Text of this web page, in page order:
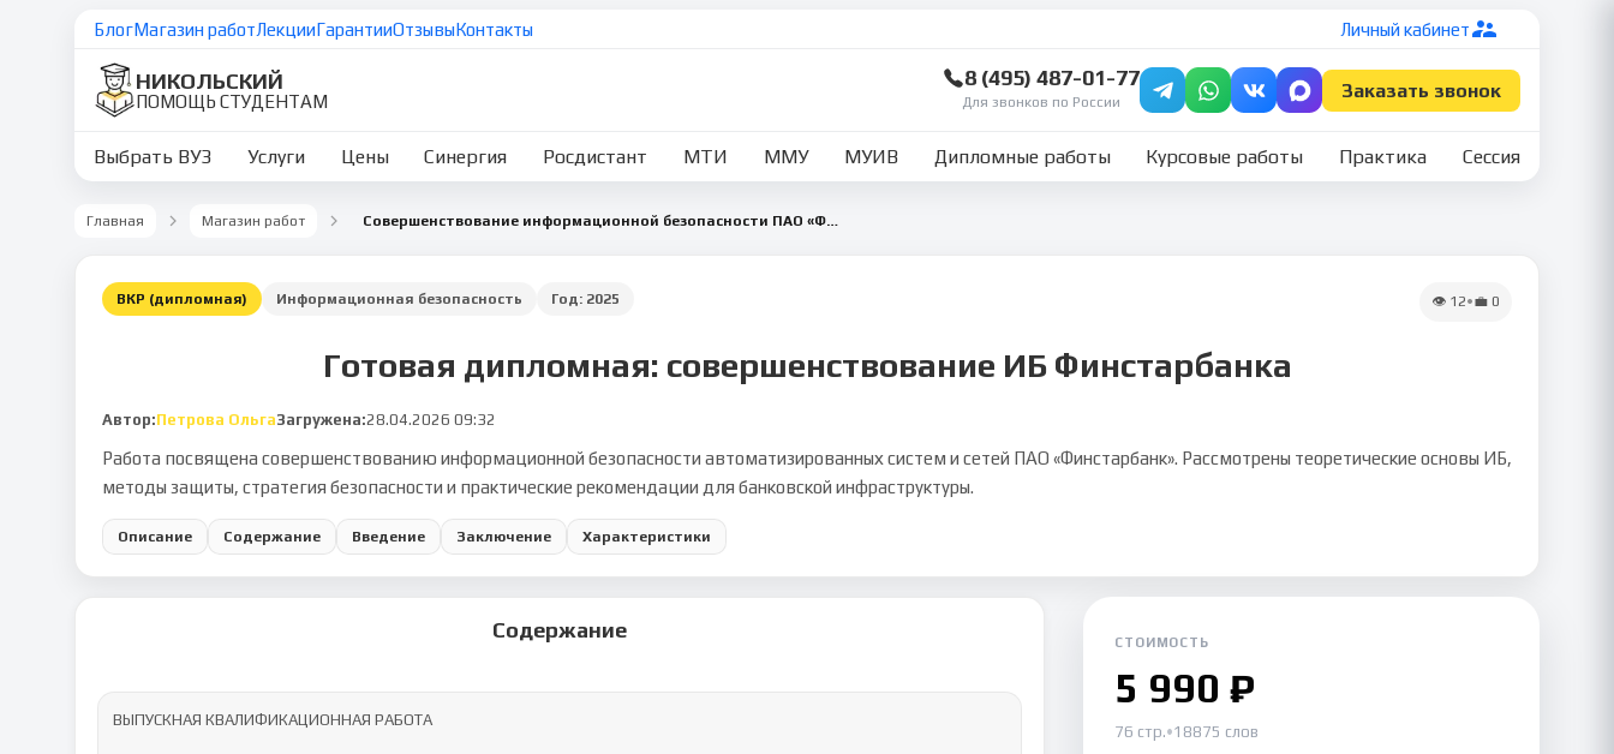
БлогМагазин работЛекцииГарантииОтзывыКонтакты Личный кабинет
НИКОЛЬСКИЙ
ПОМОЩЬ СТУДЕНТАМ
8 (495) 487-01-77
Для звонков по России
Заказать звонок
Выбрать ВУЗ Услуги Цены Синергия Росдистант МТИ ММУ МУИВ Дипломные работы Курсовые работы Практика Сессия
Главная Магазин работ Совершенствование информационной безопасности ПАО «Финстарбанк»
ВКР (дипломная) Информационная безопасность Год: 2025 👁 12•💼 0
Готовая дипломная: совершенствование ИБ Финстарбанка
Автор:Петрова ОльгаЗагружена:28.04.2026 09:32
Работа посвящена совершенствованию информационной безопасности автоматизированных систем и сетей ПАО «Финстарбанк». Рассмотрены теоретические основы ИБ,
методы защиты, стратегия безопасности и практические рекомендации для банковской инфраструктуры.
Описание Содержание Введение Заключение Характеристики
Содержание
ВЫПУСКНАЯ КВАЛИФИКАЦИОННАЯ РАБОТА
СТОИМОСТЬ
5 990 ₽
76 стр.•18875 слов